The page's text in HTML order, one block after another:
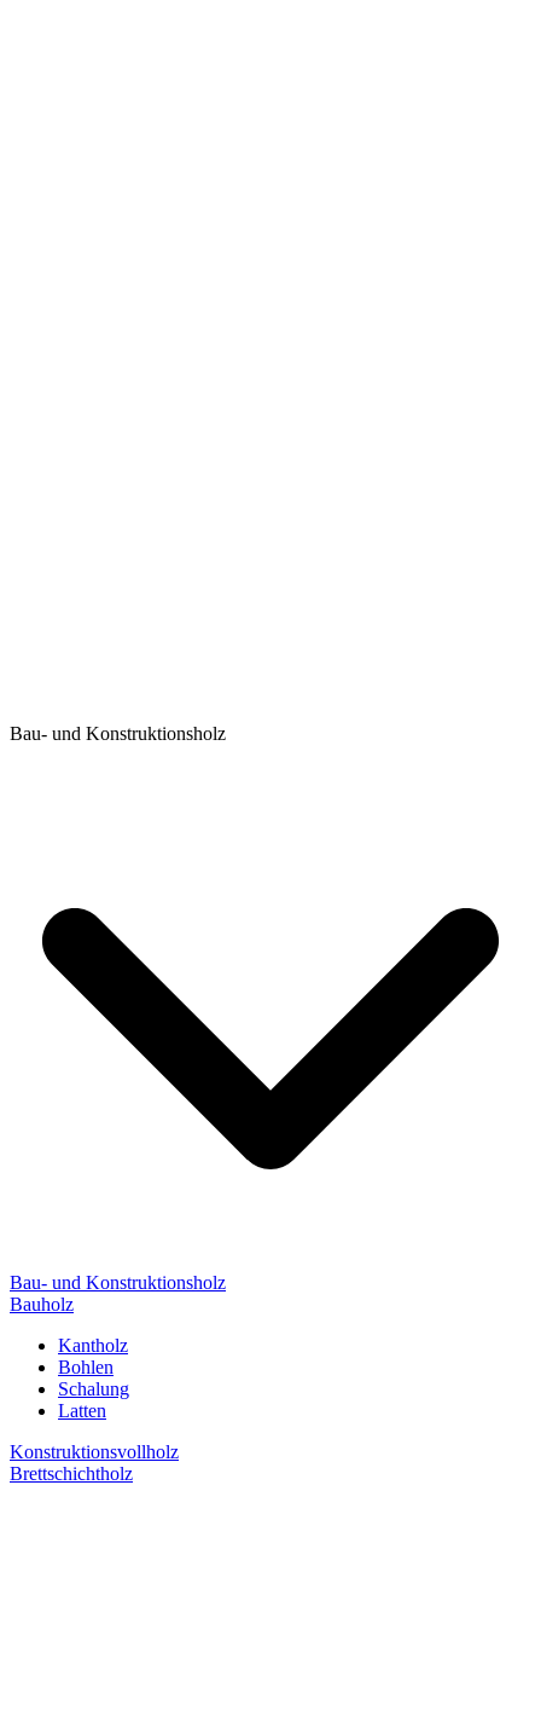
Bau- und Konstruktionsholz
Bau- und Konstruktionsholz
Bauholz
Kantholz
Bohlen
Schalung
Latten
Konstruktionsvollholz
Brettschichtholz